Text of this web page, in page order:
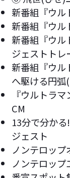
新番組『ウル
新番組『ウル
新番組『ウル
ジェストトレ
新番組『ウル
へ駆ける円弧(
『ウルトラ
CM
13分で分か
ジェスト
ノンテロップ
ノンテロップ